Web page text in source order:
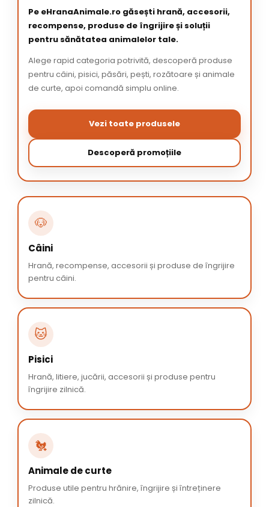
Pe eHranaAnimale.ro găsești hrană, accesorii,
recompense, produse de îngrijire și soluții
pentru sănătatea animalelor tale.
Alege rapid categoria potrivită, descoperă produse
pentru câini, pisici, păsări, pești, rozătoare și animale
de curte, apoi comandă simplu online.
Vezi toate produsele
Descoperă promoțiile
🐶
Câini
Hrană, recompense, accesorii și produse de îngrijire
pentru câini.
🐱
Pisici
Hrană, litiere, jucării, accesorii și produse pentru
îngrijire zilnică.
🐔
Animale de curte
Produse utile pentru hrănire, îngrijire și întreținere
zilnică.